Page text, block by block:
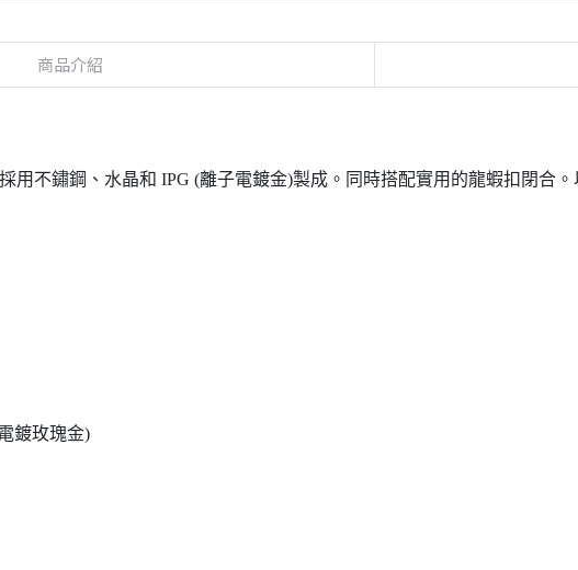
商品介紹
用不鏽鋼、水晶和 IPG (離子電鍍金)製成。同時搭配實用的龍蝦扣閉合
鍍玫瑰金)